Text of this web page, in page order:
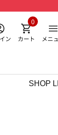
ン カート
0
メニ
SHOP